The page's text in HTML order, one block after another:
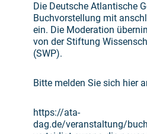
Die Deutsche Atlantische
Buchvorstellung mit
ein. Die Moderation
von der Stiftung
(SWP).
Bitte melden Sie sich hier
https://ata-
dag.de/veranstaltung/